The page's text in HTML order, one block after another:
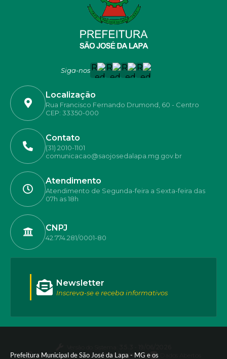
Prefeitura Municipal de São José da Lapa - MG e os
Siga-nos
Localização
Rua Francisco Fernando Drumond, 60 - Centro
CEP: 33350-000
Contato
(31) 2010-1101
comunicacao@saojosedalapa.mg.gov.br
Atendimento
Atendimento de Segunda-feira a Sexta-feira das
07h as 18h
CNPJ
42.774.281/0001-80
Newsletter
Inscreva-se e receba informativos
Portal atualizado em:07/08/2026 17:50